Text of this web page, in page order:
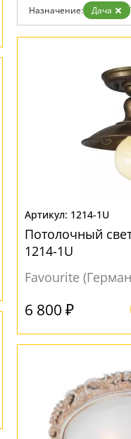
Назначение: Дача
1214-1U
Потолочный
1214-1U
Favourite
6 800 ₽